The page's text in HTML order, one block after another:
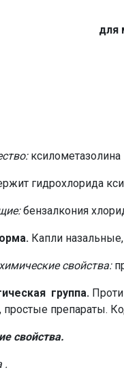
для
ксилометазолина
гидрохлорида
бензалкония
Капли назальные,
свойства:
группа.
препараты.
свойства.
.